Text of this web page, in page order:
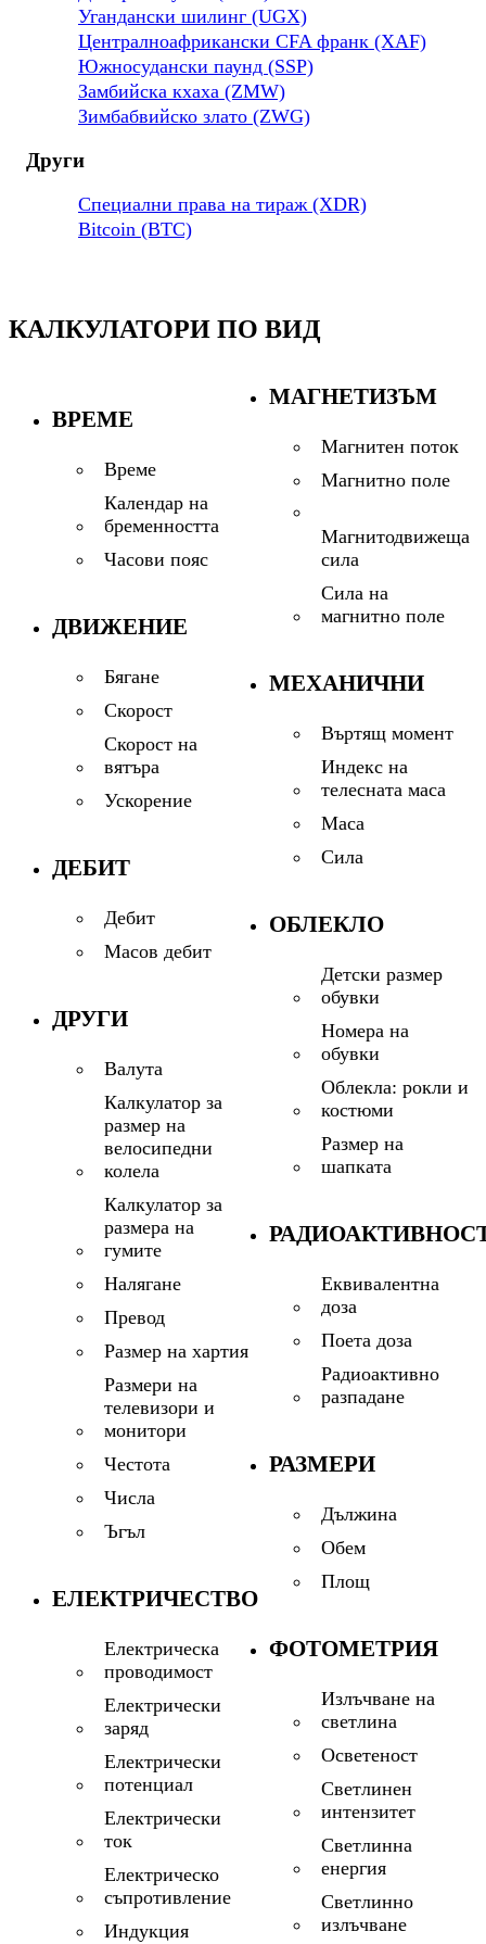
Угандански шилинг (UGX)
Централноафрикански CFA франк (XAF)
Южносудански паунд (SSP)
Замбийска кхаха (ZMW)
Зимбабвийско злато (ZWG)
Други
Специални права на тираж (XDR)
Bitcoin (BTC)
КАЛКУЛАТОРИ ПО ВИД
ВРЕМЕ
Време
Календар на
бременността
Часови пояс
ДВИЖЕНИЕ
Бягане
Скорост
Скорост на
вятъра
Ускорение
ДЕБИТ
Дебит
Масов дебит
ДРУГИ
Валута
Калкулатор за
размер на
велосипедни
колела
Калкулатор за
размера на
гумите
Налягане
Превод
Размер на хартия
Размери на
телевизори и
монитори
Честота
Числа
Ъгъл
ЕЛЕКТРИЧЕСТВО
Електрическа
проводимост
Електрически
заряд
Електрически
потенциал
Електрически
ток
Електрическо
съпротивление
Индукция
МАГНЕТИЗЪМ
Магнитен поток
Магнитно поле
Магнитодвижеща
сила
Сила на
магнитно поле
МЕХАНИЧНИ
Въртящ момент
Индекс на
телесната маса
Маса
Сила
ОБЛЕКЛО
Детски размер
обувки
Номера на
обувки
Облекла: рокли и
костюми
Размер на
шапката
Еквивалентна
доза
Поета доза
Радиоактивно
разпадане
РАЗМЕРИ
Дължина
Обем
Площ
ФОТОМЕТРИЯ
Излъчване на
светлина
Осветеност
Светлинен
интензитет
Светлинна
енергия
Светлинно
излъчване